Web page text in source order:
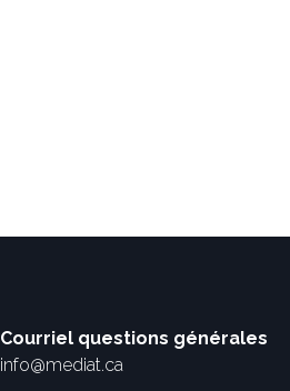
Courriel questions générales
info@mediat.ca